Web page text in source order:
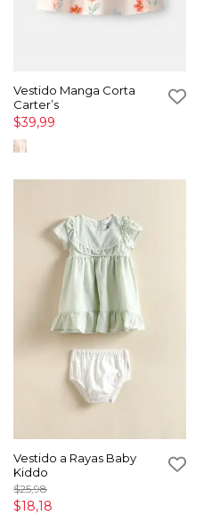
Vestido Manga Corta
Carter’s
$39,99
Vestido a Rayas Baby
Kiddo
$25,98
$18,18